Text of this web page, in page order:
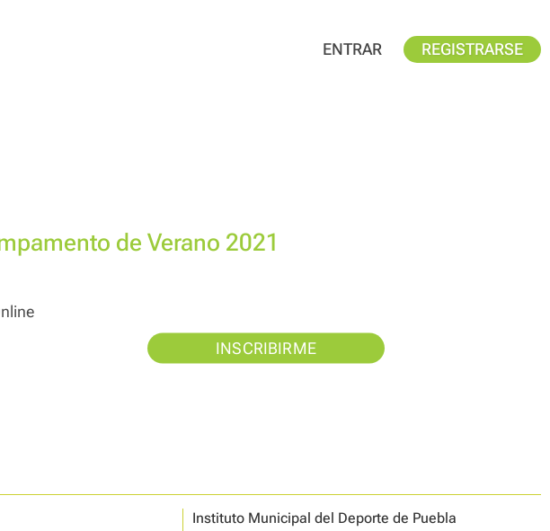
ENTRAR REGISTRARSE
de Verano 2021
INSCRIBIRME
Instituto Municipal del Deporte de Puebla